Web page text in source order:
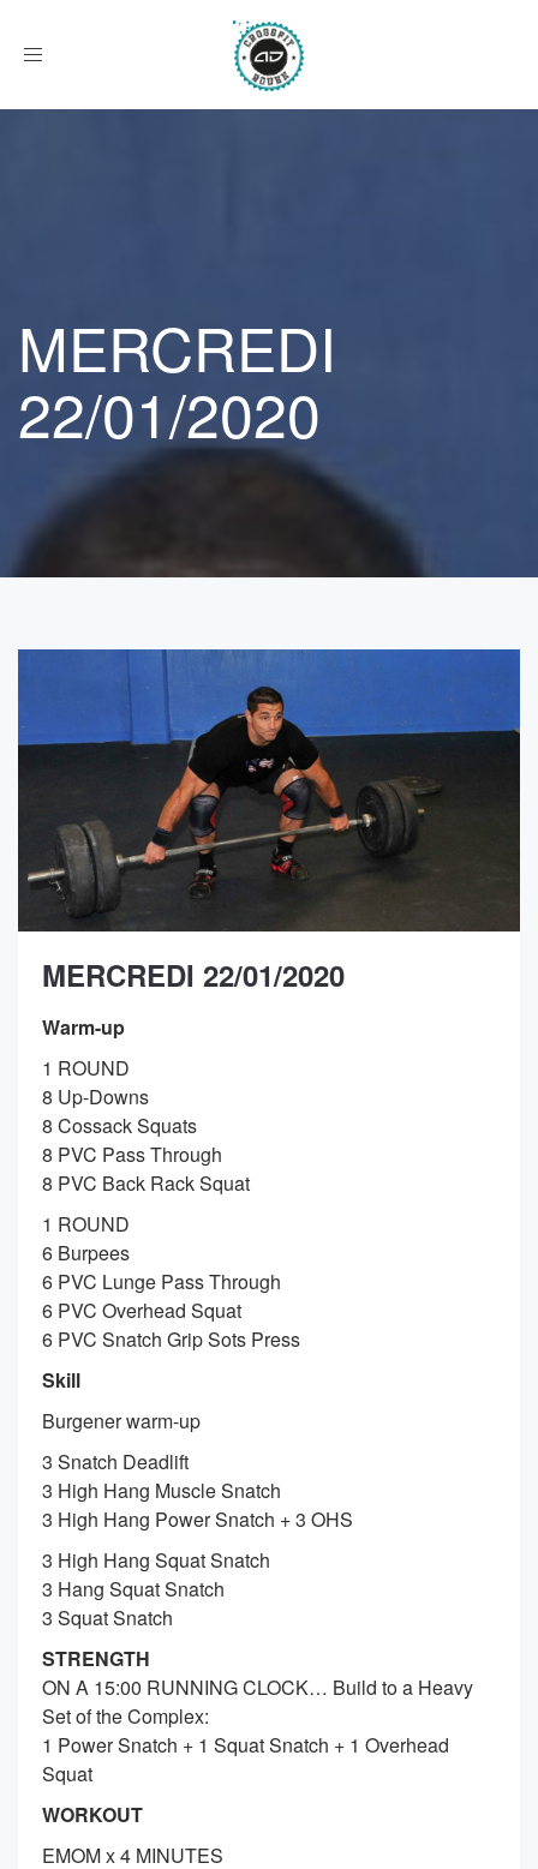
Afficher
MERCREDI
22/01/2020
MERCREDI 22/01/2020
Warm-up
1 ROUND
8 Up-Downs
8 Cossack Squats
8 PVC Pass Through
8 PVC Back Rack Squat
1 ROUND
6 Burpees
6 PVC Lunge Pass Through
6 PVC Overhead Squat
6 PVC Snatch Grip Sots Press
Skill
Burgener warm-up
3 Snatch Deadlift
3 High Hang Muscle Snatch
3 High Hang Power Snatch + 3 OHS
3 High Hang Squat Snatch
3 Hang Squat Snatch
3 Squat Snatch
STRENGTH
ON A 15:00 RUNNING CLOCK… Build to a Heavy
Set of the Complex:
1 Power Snatch + 1 Squat Snatch + 1 Overhead
Squat
WORKOUT
EMOM x 4 MINUTES